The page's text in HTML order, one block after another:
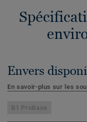
Envers
En savoir-plus sur les
B1 ProBase